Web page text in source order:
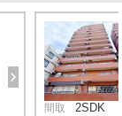
間取 2SDK